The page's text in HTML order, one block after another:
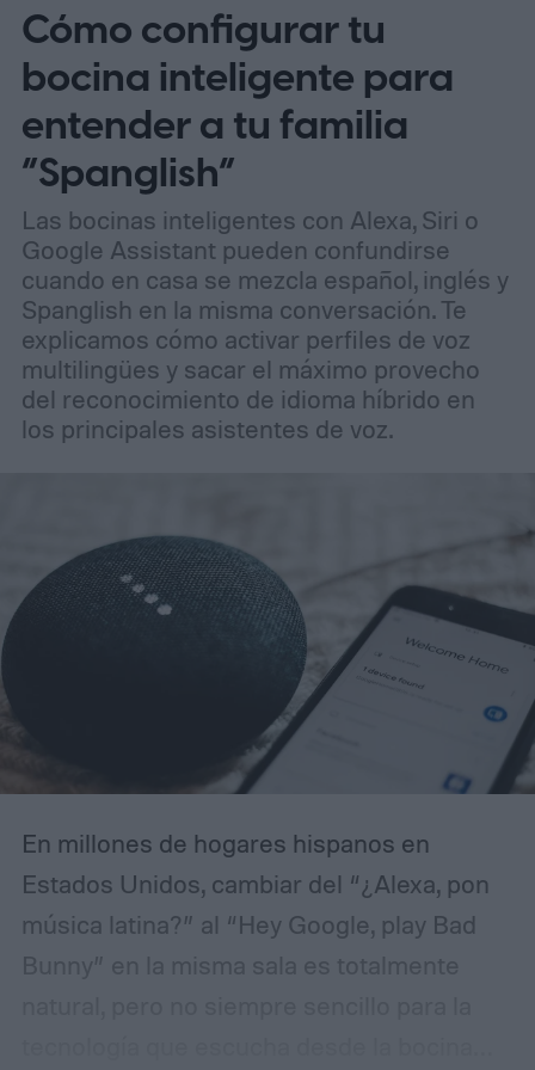
para atraer tanto a entusiastas como a
profesionales.
Cómo configurar tu
bocina inteligente para
entender a tu familia
“Spanglish”
Las bocinas inteligentes con Alexa, Siri o
Google Assistant pueden confundirse
cuando en casa se mezcla español, inglés y
Spanglish en la misma conversación. Te
explicamos cómo activar perfiles de voz
multilingües y sacar el máximo provecho
del reconocimiento de idioma híbrido en
los principales asistentes de voz.
En millones de hogares hispanos en
Estados Unidos, cambiar del “¿Alexa, pon
música latina?” al “Hey Google, play Bad
Bunny” en la misma sala es totalmente